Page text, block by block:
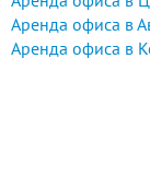
Аренда офиса в
Аренда офиса в